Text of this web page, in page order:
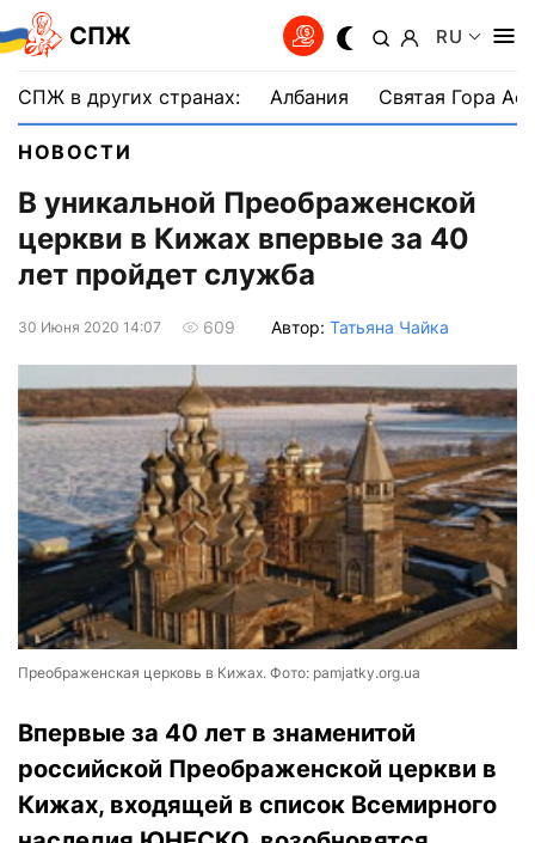
СПЖ RU
СПЖ в других странах: Албания Святая Гора
НОВОСТИ
В уникальной Преображенской
церкви в Кижах впервые за 40
лет пройдет служба
30 Июня 2020 14:07 609 Автор: Татьяна Чайка
Преображенская церковь в Кижах. Фото: pamjatky.org.ua
Впервые за 40 лет в знаменитой
российской Преображенской церкви в
Кижах, входящей в список Всемирного